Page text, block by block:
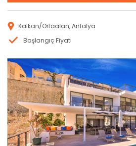
Kalkan/Ortaalan, Antalya
Başlangıç Fiyatı
Rezervasyon